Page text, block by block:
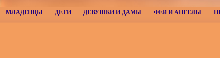
МЛАДЕНЦЫ ДЕТИ ДЕВУШКИ И ДАМЫ ФЕИ И АНГЕЛЫ